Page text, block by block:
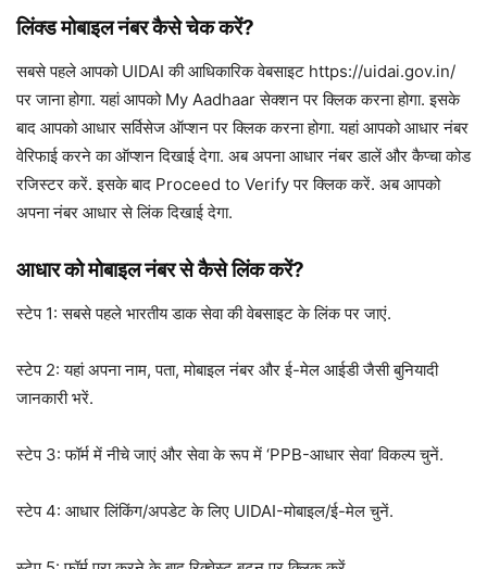
लिंक्ड मोबाइल नंबर कैसे चेक करें?
सबसे पहले आपको UIDAI की आधिकारिक वेबसाइट https://uidai.gov.in/
पर जाना होगा. यहां आपको My Aadhaar सेक्शन पर क्लिक करना होगा. इसके
बाद आपको आधार सर्विसेज ऑप्शन पर क्लिक करना होगा. यहां आपको आधार नंबर
वेरिफाई करने का ऑप्शन दिखाई देगा. अब अपना आधार नंबर डालें और कैप्चा कोड
रजिस्टर करें. इसके बाद Proceed to Verify पर क्लिक करें. अब आपको
अपना नंबर आधार से लिंक दिखाई देगा.
आधार को मोबाइल नंबर से कैसे लिंक करें?
स्टेप 1: सबसे पहले भारतीय डाक सेवा की वेबसाइट के लिंक पर जाएं.
स्टेप 2: यहां अपना नाम, पता, मोबाइल नंबर और ई-मेल आईडी जैसी बुनियादी
जानकारी भरें.
स्टेप 3: फॉर्म में नीचे जाएं और सेवा के रूप में ‘PPB-आधार सेवा’ विकल्प चुनें.
स्टेप 4: आधार लिंकिंग/अपडेट के लिए UIDAI-मोबाइल/ई-मेल चुनें.